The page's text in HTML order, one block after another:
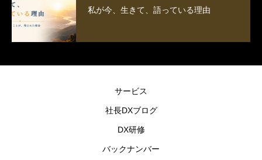
私が今、生きて、語っている理由
サービス
社長DXブログ
DX研修
バックナンバー